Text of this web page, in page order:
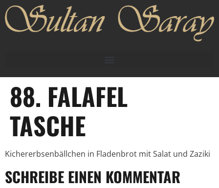
88. FALAFEL
TASCHE
Kichererbsenbällchen in Fladenbrot mit Salat und Zaziki
SCHREIBE EINEN KOMMENTAR